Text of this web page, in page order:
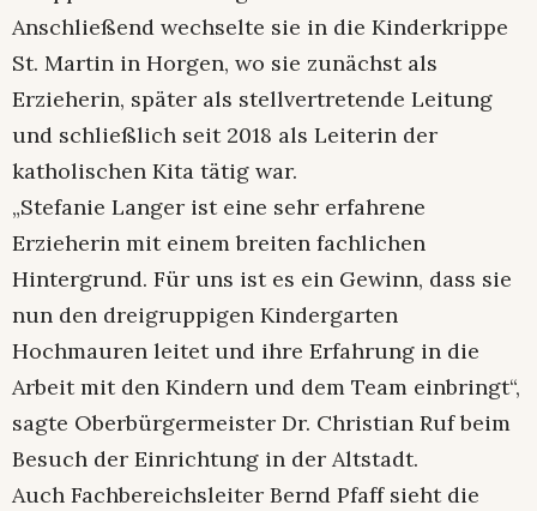
Anschließend wechselte sie in die Kinderkrippe
St. Martin in Horgen, wo sie zunächst als
Erzieherin, später als stellvertretende Leitung
und schließlich seit 2018 als Leiterin der
katholischen Kita tätig war.
„Stefanie Langer ist eine sehr erfahrene
Erzieherin mit einem breiten fachlichen
Hintergrund. Für uns ist es ein Gewinn, dass sie
nun den dreigruppigen Kindergarten
Hochmauren leitet und ihre Erfahrung in die
Arbeit mit den Kindern und dem Team einbringt“,
sagte Oberbürgermeister Dr. Christian Ruf beim
Besuch der Einrichtung in der Altstadt.
Auch Fachbereichsleiter Bernd Pfaff sieht die